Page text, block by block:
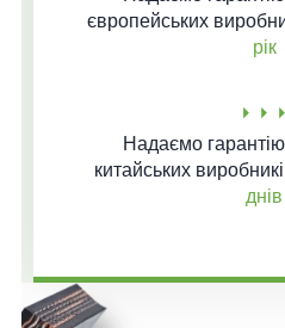
європейських
рік
Надаємо гарантію
китайських
днів